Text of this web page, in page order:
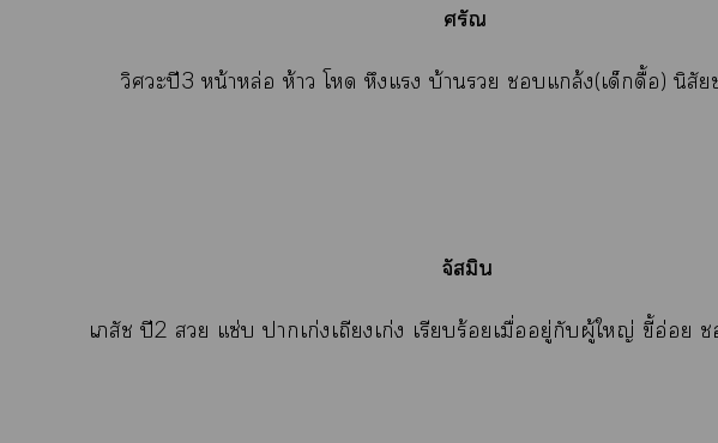
ศรัณ
วิศวะปี3 หน้าหล่อ ห้าว โ หึงแ บ้าน แกล้ง(เด็กดื้อ) นิสั
จัสมิน
เภสัช ปี2  แซ่บ าเก่งเถียงเก่ง เรียบร้อยเมื่ออยู่กับผู้ใหญ่ ขี้อ่อย